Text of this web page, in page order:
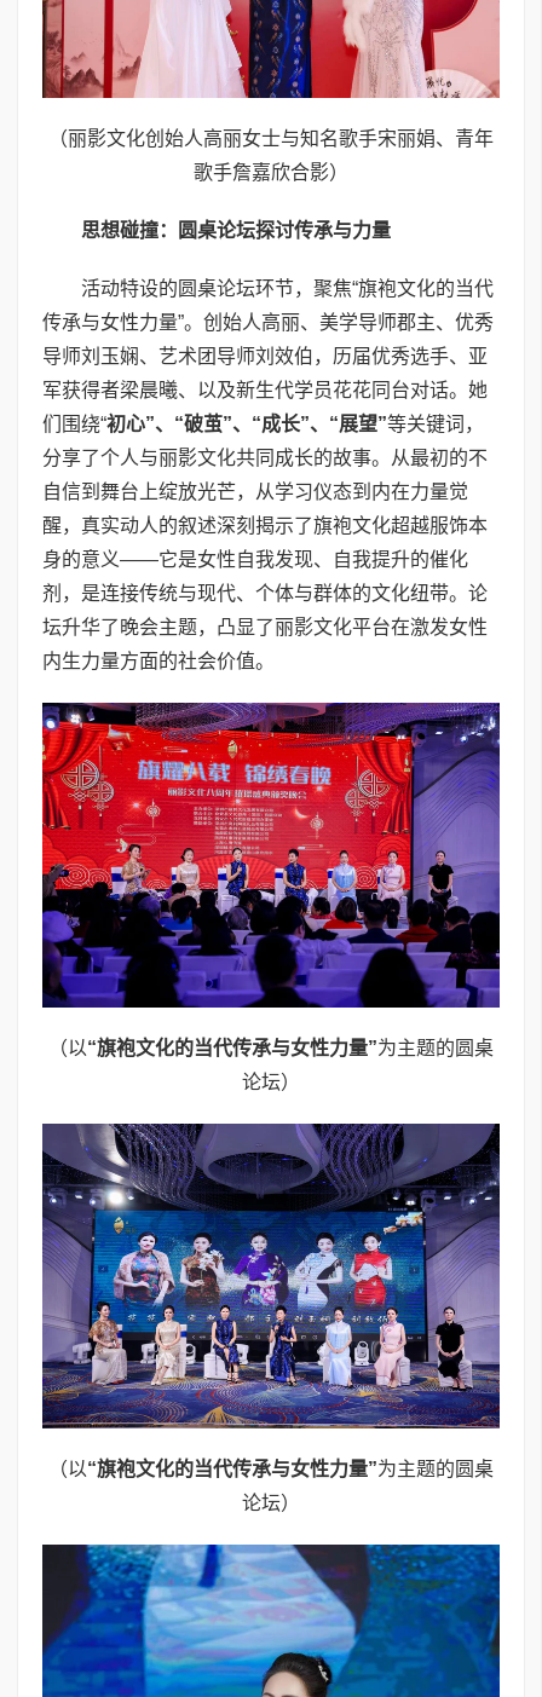
（丽影文化创始人高丽女士与知名歌手宋丽娟、青年
歌手詹嘉欣合影）
思想碰撞：圆桌论坛探讨传承与力量
活动特设的圆桌论坛环节，聚焦“旗袍文化的当代
传承与女性力量”。创始人高丽、美学导师郡主、优秀
导师刘玉娴、艺术团导师刘效伯，历届优秀选手、亚
军获得者梁晨曦、以及新生代学员花花同台对话。她
们围绕“初心”、“破茧”、“成长”、“展望”等关键词，
分享了个人与丽影文化共同成长的故事。从最初的不
自信到舞台上绽放光芒，从学习仪态到内在力量觉
醒，真实动人的叙述深刻揭示了旗袍文化超越服饰本
身的意义——它是女性自我发现、自我提升的催化
剂，是连接传统与现代、个体与群体的文化纽带。论
坛升华了晚会主题，凸显了丽影文化平台在激发女性
内生力量方面的社会价值。
（以“旗袍文化的当代传承与女性力量”为主题的圆桌
论坛）
（以“旗袍文化的当代传承与女性力量”为主题的圆桌
论坛）